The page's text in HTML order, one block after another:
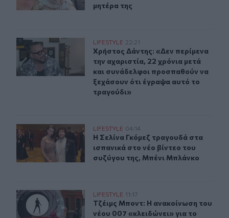
μητέρα της
Χρήστος Δάντης: «Δεν περίμενα την αχαριστία, 22
LIFESTYLE 22:21
Χρήστος Δάντης: «Δεν περίμενα
Χρήστος Δάντης: «Δεν περίμενα
την αχαριστία, 22 χρόνια μετά
και συνάδελφοι προσπαθούν να
ξεχάσουν ότι έγραψα αυτό το
τραγούδι»
Η Σελίνα Γκόμεζ συμμετέχει στο μουσικό βίντεο
LIFESTYLE 04:14
Η Σελίνα Γκόμεζ τραγουδά στα
Η Σελίνα Γκόμεζ τραγουδά στα
ισπανικά στο νέο βίντεο του
συζύγου της, Μπένι Μπλάνκο
Τζέιμς Μποντ: Η ανακοίνωση του νέου 007 «κλειδώνει»
LIFESTYLE 11:17
Τζέιμς Μποντ: Η ανακοίνωση του
Τζέιμς Μποντ: Η ανακοίνωση του
νέου 007 «κλειδώνει» για το